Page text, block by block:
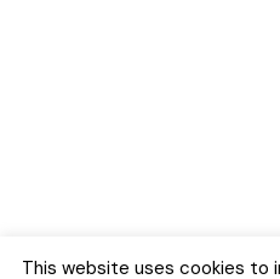
This website uses cookies to